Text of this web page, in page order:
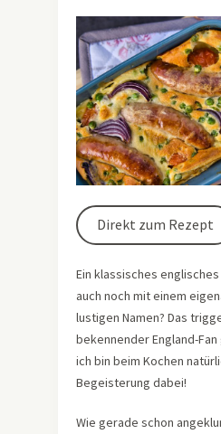
Direkt zum Rezept
Ein klassisches
auch noch mit einem
lustigen Namen? Das
bekennender England-
ich bin beim Kochen
Begeisterung dabei!
Wie gerade schon